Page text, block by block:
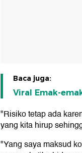
Baca juga:
Viral Emak-
"Risiko tetap ada
yang kita hirup
"Yang saya maksud